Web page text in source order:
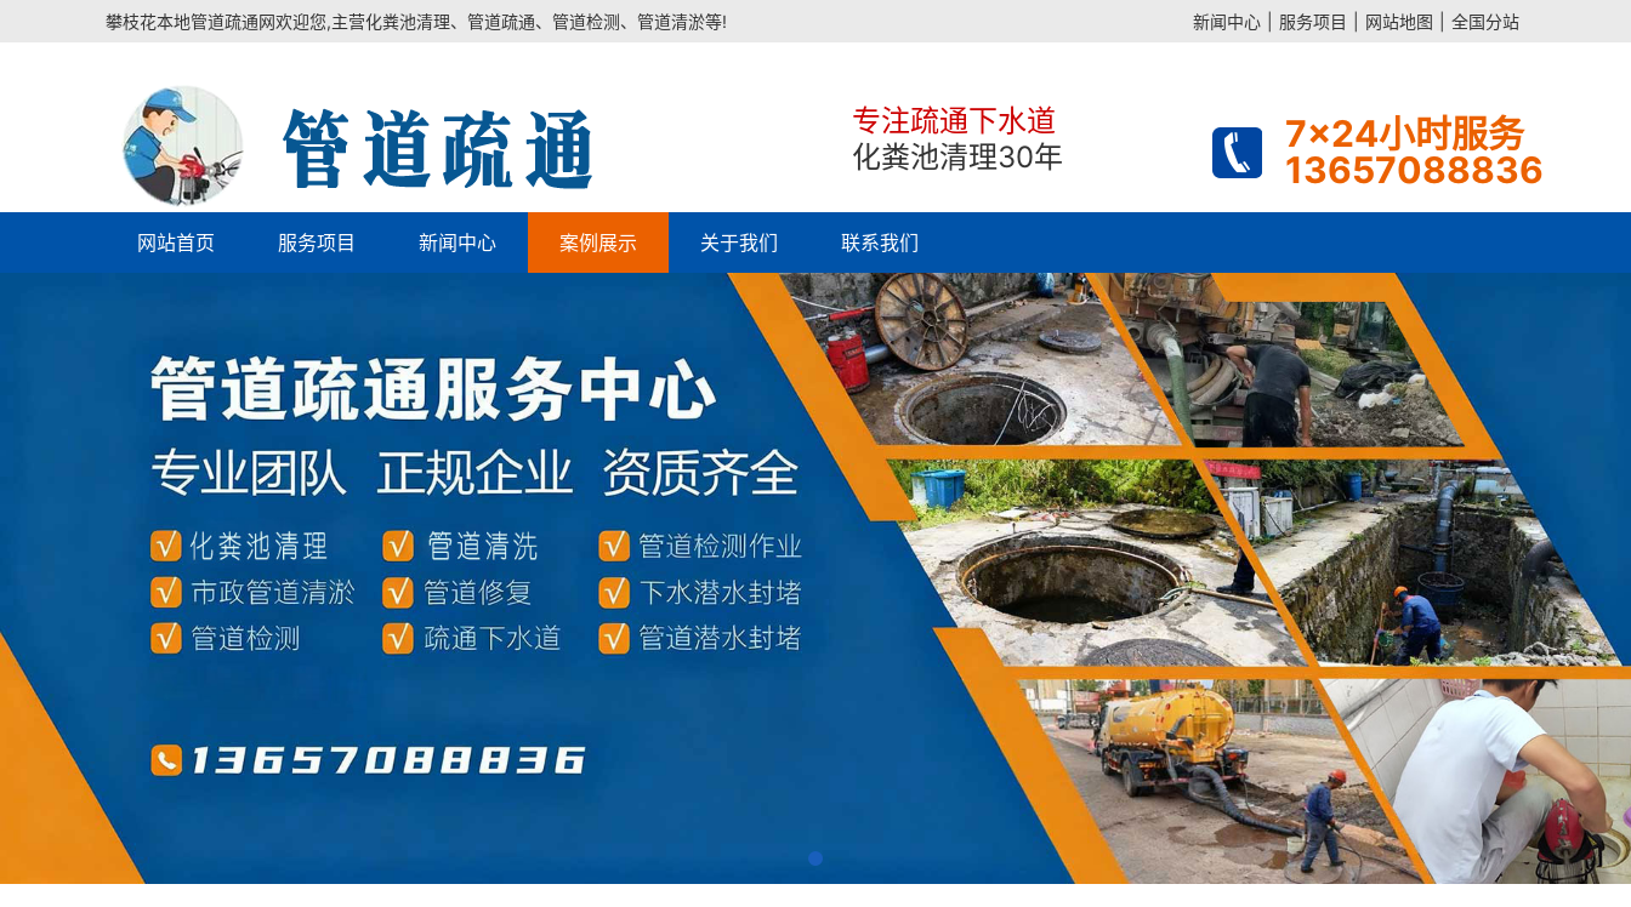
攀枝花本地管道疏通网欢迎您,主营化粪池清理、管道疏通、管道检测、管道清淤等! 新闻中心 服务项目 网站地图 全国分站
专注疏通下水道
化粪池清理30年
7x24小时服务
13657088836
网站首页 服务项目 新闻中心 案例展示 关于我们 联系我们